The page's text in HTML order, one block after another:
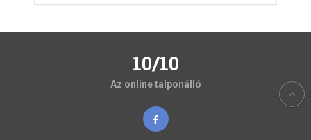
10/10
Az online talponálló